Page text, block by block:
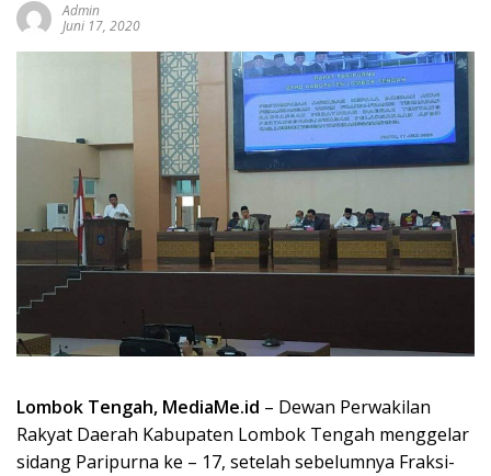
Admin
Juni 17, 2020
Lombok Tengah, MediaMe.id – Dewan Perwakilan
Rakyat Daerah Kabupaten Lombok Tengah menggelar
sidang Paripurna ke – 17, setelah sebelumnya Fraksi-